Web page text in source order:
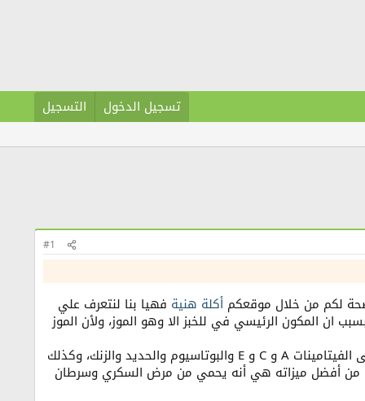
تسجيل الدخول التسجيل
#1
لكم من خلال موقعكم أكلة هنية فهيا بنا لنتعرف علي
ان المكون الرئيسي في للخبز الا وهو الموز، ولأن الموز
حيث ان الموز يحتوي على نسبة عالية من العناصر الغذائية، وعلى سبيل المثال، يحتوي الموز على الفيتامينات A و C و E والبوتاسيوم والحديد والزنك، وكذلك
من أفضل ميزاته هي أنه يحمي من مرض السكري وسرطان